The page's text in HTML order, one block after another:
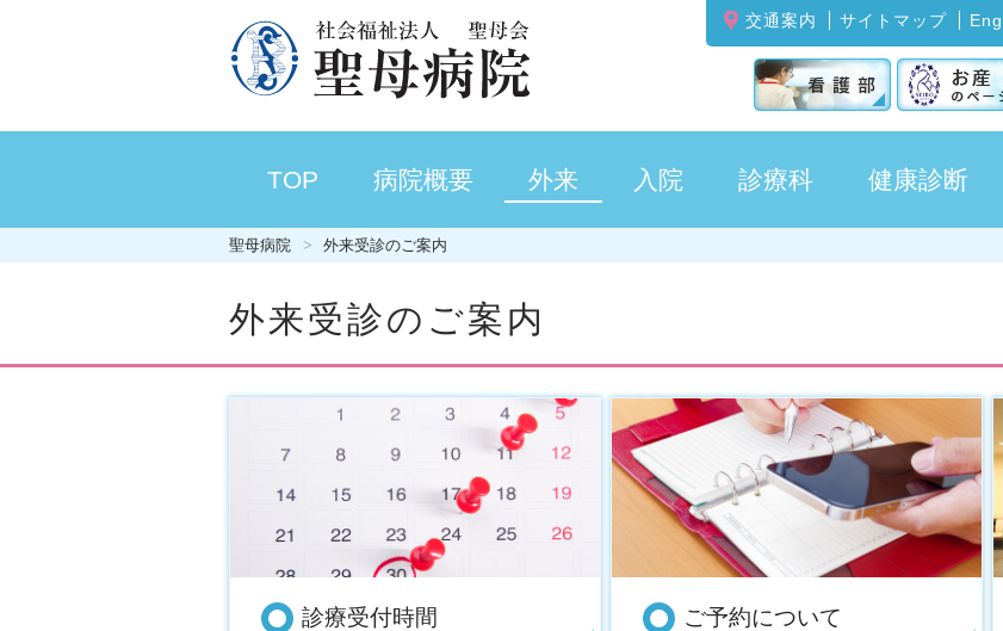
交通案内 サイトマップ
TOP 病院概要 外来 入院 診療科 健康診断
聖母病院 外来受診のご案内
外来受診のご案内
診療受付時間 ご予約について